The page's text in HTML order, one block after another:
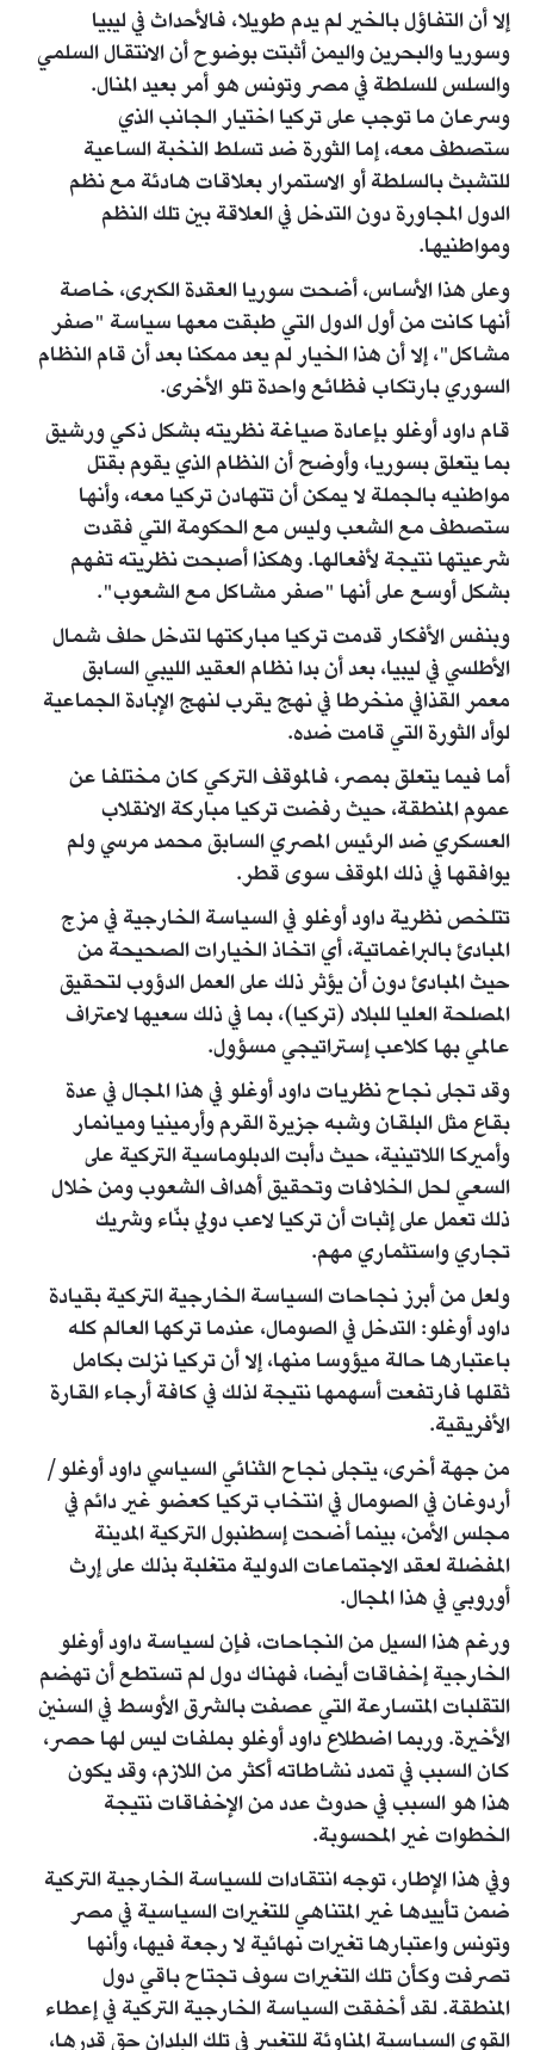
إلا أن التفاؤل بالخير لم يدم طويلا، فالأحداث في ليبيا
وسوريا والبحرين واليمن أثبتت بوضوح أن الانتقال السلمي
والسلس للسلطة في مصر وتونس هو أمر بعيد المنال.
وسرعان ما توجب على تركيا اختيار الجانب الذي
ستصطف معه، إما الثورة ضد تسلط النخبة الساعية
للتشبث بالسلطة أو الاستمرار بعلاقات هادئة مع نظم
الدول المجاورة دون التدخل في العلاقة بين تلك النظم
ومواطنيها.
وعلى هذا الأساس، أضحت سوريا العقدة الكبرى، خاصة
أنها كانت من أول الدول التي طبقت معها سياسة "صفر
مشاكل"، إلا أن هذا الخيار لم يعد ممكنا بعد أن قام النظام
السوري بارتكاب فظائع واحدة تلو الأخرى.
قام داود أوغلو بإعادة صياغة نظريته بشكل ذكي ورشيق
بما يتعلق بسوريا، وأوضح أن النظام الذي يقوم بقتل
مواطنيه بالجملة لا يمكن أن تتهادن تركيا معه، وأنها
ستصطف مع الشعب وليس مع الحكومة التي فقدت
شرعيتها نتيجة لأفعالها. وهكذا أصبحت نظريته تفهم
بشكل أوسع على أنها "صفر مشاكل مع الشعوب".
وبنفس الأفكار قدمت تركيا مباركتها لتدخل حلف شمال
الأطلسي في ليبيا، بعد أن بدا نظام العقيد الليبي السابق
معمر القذافي منخرطا في نهج يقرب لنهج الإبادة الجماعية
لوأد الثورة التي قامت ضده.
أما فيما يتعلق بمصر، فالموقف التركي كان مختلفا عن
عموم المنطقة، حيث رفضت تركيا مباركة الانقلاب
العسكري ضد الرئيس المصري السابق محمد مرسي ولم
يوافقها في ذلك الموقف سوى قطر.
تتلخص نظرية داود أوغلو في السياسة الخارجية في مزج
المبادئ بالبراغماتية، أي اتخاذ الخيارات الصحيحة من
حيث المبادئ دون أن يؤثر ذلك على العمل الدؤوب لتحقيق
المصلحة العليا للبلاد (تركيا)، بما في ذلك سعيها لاعتراف
عالمي بها كلاعب إستراتيجي مسؤول.
وقد تجلى نجاح نظريات داود أوغلو في هذا المجال في عدة
بقاع مثل البلقان وشبه جزيرة القرم وأرمينيا وميانمار
وأميركا اللاتينية، حيث دأبت الدبلوماسية التركية على
السعي لحل الخلافات وتحقيق أهداف الشعوب ومن خلال
ذلك تعمل على إثبات أن تركيا لاعب دولي بنّاء وشريك
تجاري واستثماري مهم.
ولعل من أبرز نجاحات السياسة الخارجية التركية بقيادة
داود أوغلو: التدخل في الصومال، عندما تركها العالم كله
باعتبارها حالة ميؤوسا منها، إلا أن تركيا نزلت بكامل
ثقلها فارتفعت أسهمها نتيجة لذلك في كافة أرجاء القارة
الأفريقية.
من جهة أخرى، يتجلى نجاح الثنائي السياسي داود أوغلو/
أردوغان في الصومال في انتخاب تركيا كعضو غير دائم في
مجلس الأمن، بينما أضحت إسطنبول التركية المدينة
المفضلة لعقد الاجتماعات الدولية متغلبة بذلك على إرث
أوروبي في هذا المجال.
ورغم هذا السيل من النجاحات، فإن لسياسة داود أوغلو
الخارجية إخفاقات أيضا، فهناك دول لم تستطع أن تهضم
التقلبات المتسارعة التي عصفت بالشرق الأوسط في السنين
الأخيرة. وربما اضطلاع داود أوغلو بملفات ليس لها حصر،
كان السبب في تمدد نشاطاته أكثر من اللازم، وقد يكون
هذا هو السبب في حدوث عدد من الإخفاقات نتيجة
الخطوات غير المحسوبة.
وفي هذا الإطار، توجه انتقادات للسياسة الخارجية التركية
ضمن تأييدها غير المتناهي للتغيرات السياسية في مصر
وتونس واعتبارها تغيرات نهائية لا رجعة فيها، وأنها
تصرفت وكأن تلك التغيرات سوف تجتاح باقي دول
المنطقة. لقد أخفقت السياسة الخارجية التركية في إعطاء